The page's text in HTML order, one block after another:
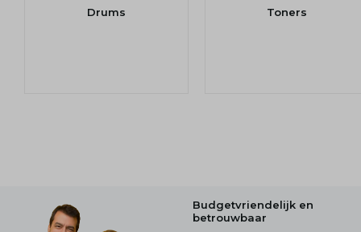
Drums Toners
Budgetvriendelijk en
betrouwbaar